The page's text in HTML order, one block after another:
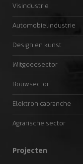
Visindustrie
Automobielindustrie
Design en kunst
Witgoedsector
Bouwsector
Elektronicabranche
Agrarische sector
Projecten